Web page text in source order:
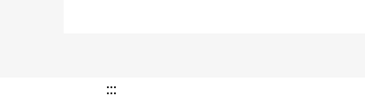
:::